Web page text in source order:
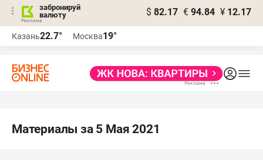
забронируй
валюту
$ 82.17 € 94.84 ¥ 12.17
Казань22.7° Москва19°
Материалы за 5 Мая 2021